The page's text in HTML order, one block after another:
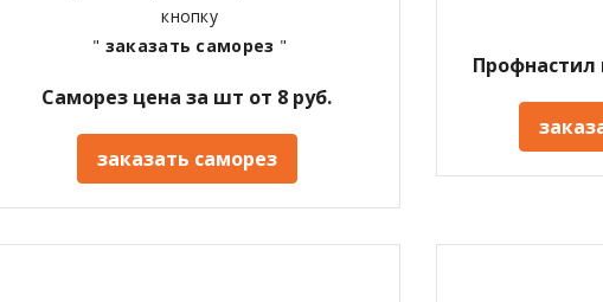
кнопку
" заказать саморез "
Саморез цена за шт от 8 руб.
заказать саморез
Профнастил